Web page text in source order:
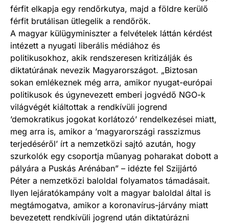
férfit elkapja egy rendőrkutya, majd a földre kerülő
férfit brutálisan ütlegelik a rendőrök.
A magyar külügyminiszter a felvételek láttán kérdést
intézett a nyugati liberális médiához és
politikusokhoz, akik rendszeresen kritizálják és
diktatúrának nevezik Magyarországot. „Biztosan
sokan emlékeznek még arra, amikor nyugat-európai
politikusok és úgynevezett emberi jogvédő NGO-k
világvégét kiáltottak a rendkívüli jogrend
’demokratikus jogokat korlátozó’ rendelkezései miatt,
meg arra is, amikor a ’magyarországi rasszizmus
terjedéséről’ írt a nemzetközi sajtó azután, hogy
szurkolók egy csoportja műanyag poharakat dobott a
pályára a Puskás Arénában” – idézte fel Szijjártó
Péter a nemzetközi baloldal folyamatos támadásait.
Ilyen lejáratókampány volt a magyar baloldal által is
megtámogatva, amikor a koronavírus-járvány miatt
bevezetett rendkívüli jogrend után diktatúrázni